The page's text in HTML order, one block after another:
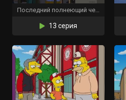
Последний полнеющий человек
13 серия